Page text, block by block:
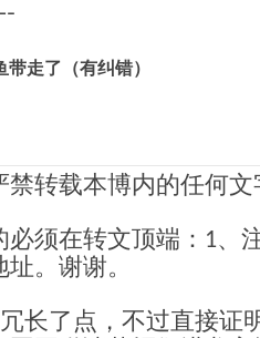
走了（有纠错）
禁转载本博内的任何文
必须在转文顶端：1、
。谢谢。
了点，不过直接证